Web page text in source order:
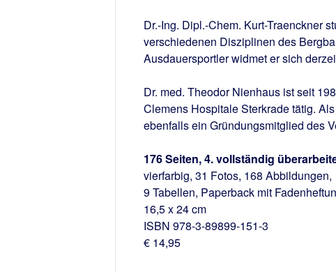
Dr.-Ing. Dipl.-Chem. Kurt-Traenckner
verschiedenen Disziplinen des
Ausdauersportler widmet er sich
Dr. med. Theodor Nienhaus ist seit
Clemens Hospitale Sterkrade tätig.
ebenfalls ein Gründungsmitglied des
176 Seiten, 4. vollständig
vierfarbig, 31 Fotos, 168 Abbildungen,
9 Tabellen, Paperback mit
16,5 x 24 cm
ISBN 978-3-89899-151-3
€ 14,95